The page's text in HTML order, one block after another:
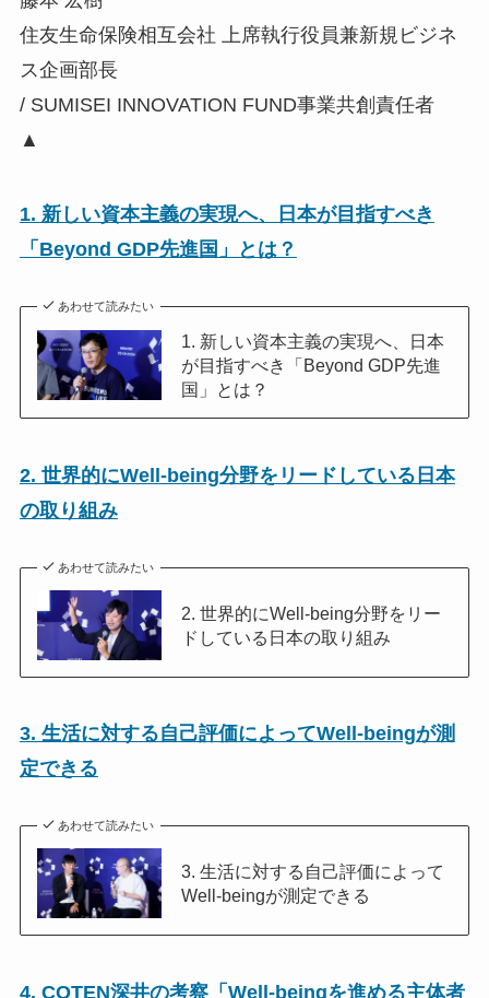
住友生命保険相互会社 上席執行役員兼新規ビジネ
ス企画部長
/ SUMISEI INNOVATION FUND事業共創責任者
▲
1. 新しい資本主義の実現へ、日本が目指すべき
「Beyond GDP先進国」とは？
あわせて読みたい
1. 新しい資本主義の実現へ、日本
が目指すべき「Beyond GDP先進
国」とは？
2. 世界的にWell-being分野をリードしている日本
の取り組み
あわせて読みたい
2. 世界的にWell-being分野をリー
ドしている日本の取り組み
3. 生活に対する自己評価によってWell-beingが測
定できる
あわせて読みたい
3. 生活に対する自己評価によって
Well-beingが測定できる
4. COTEN深井の考察「Well-beingを進める主体者